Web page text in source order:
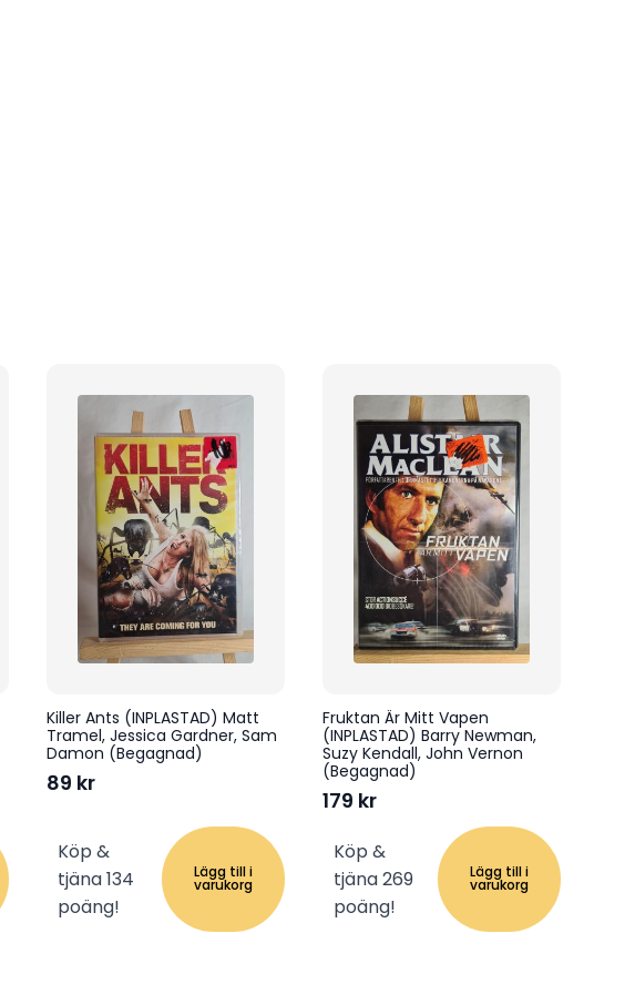
Killer Ants (INPLASTAD) Matt
Tramel, Jessica Gardner, Sam
Damon (Begagnad)
89 kr
Köp &
tjäna 134
poäng!
Lägg till i
varukorg
Fruktan Är Mitt Vapen
(INPLASTAD) Barry Newman,
Suzy Kendall, John Vernon
(Begagnad)
179 kr
Köp &
tjäna 269
poäng!
Lägg till i
varukorg